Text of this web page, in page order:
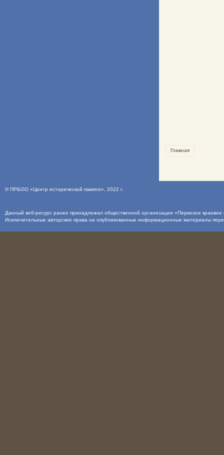
Главная
©ПРБОО «Центр исторической памяти» , 2022 г.
Данный веб-ресурс ранее принадлежал общественной организации «Пермское
Исключительные авторские права на опубликованные информационные материалы